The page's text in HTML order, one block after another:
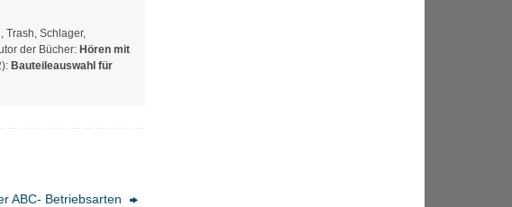
Trash, Schlager,
der Bücher: Hören mit
Bauteileauswahl für
ABC- Betriebsarten